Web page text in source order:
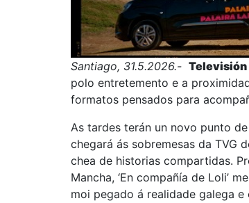
Santiago, 31.5.2026.- Televisión
polo entretemento e a
formatos pensados para
As tardes terán un novo punto
chegará ás sobremesas da TVG
chea de historias compartidas.
Mancha, ‘En compañía de Loli’
moi pegado á realidade galega